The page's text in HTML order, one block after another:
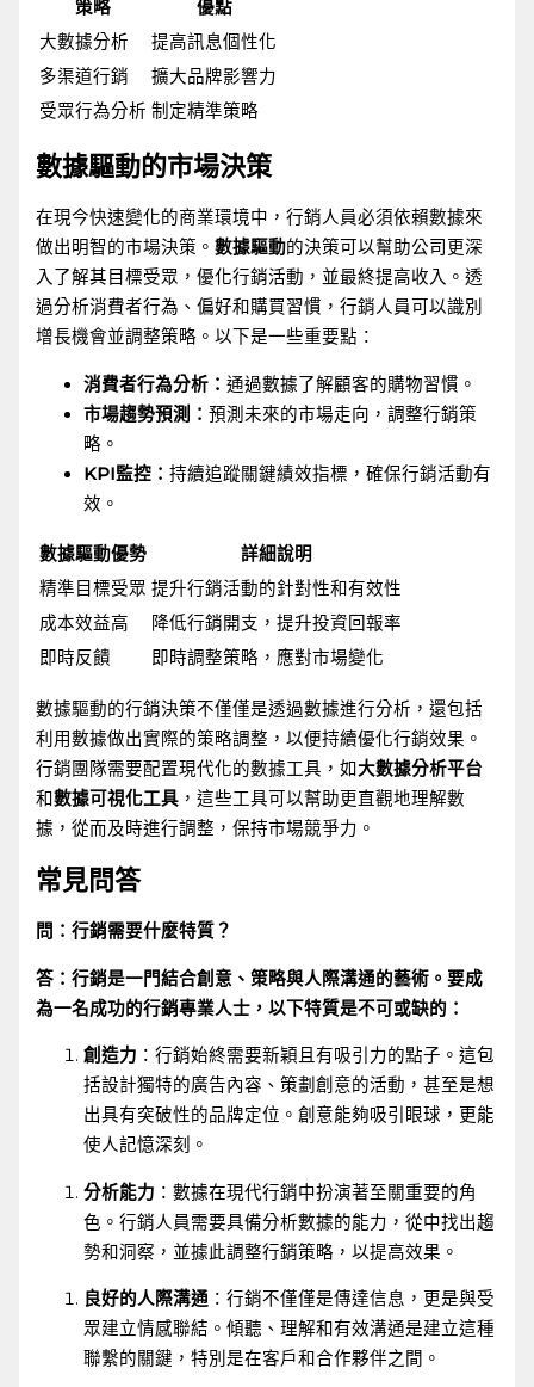
策略
優點
大數據分析
提高訊息個性化
多渠道行銷
擴大品牌影響力
受眾行為分析 制定精準策略
數據驅動的市場決策
在現今快速變化的商業環境中，行銷人員必須依賴數據來
做出明智的市場決策。數據驅動的決策可以幫助公司更深
入了解其目標受眾，優化行銷活動，並最終提高收入。透
過分析消費者行為、偏好和購買習慣，行銷人員可以識別
增長機會並調整策略。以下是一些重要點：
消費者行為分析：通過數據了解顧客的購物習慣。
市場趨勢預測：預測未來的市場走向，調整行銷策
略。
KPI監控：持續追蹤關鍵績效指標，確保行銷活動有
效。
數據驅動優勢
詳細說明
精準目標受眾 提升行銷活動的針對性和有效性
成本效益高
降低行銷開支，提升投資回報率
即時反饋
即時調整策略，應對市場變化
數據驅動的行銷決策不僅僅是透過數據進行分析，還包括
利用數據做出實際的策略調整，以便持續優化行銷效果。
行銷團隊需要配置現代化的數據工具，如大數據分析平台
和數據可視化工具 ，這些工具可以幫助更直觀地理解數
據，從而及時進行調整，保持市場競爭力。
常見問答
問：行銷需要什麼特質？
答：行銷是一門結合創意、策略與人際溝通的藝術。要成
為一名成功的行銷專業人士，以下特質是不可或缺的：
創造力 ：行銷始終需要新穎且有吸引力的點子。這包
括設計獨特的廣告內容、策劃創意的活動，甚至是想
出具有突破性的品牌定位。創意能夠吸引眼球，更能
使人記憶深刻。
分析能力 ：數據在現代行銷中扮演著至關重要的角
色。行銷人員需要具備分析數據的能力，從中找出趨
勢和洞察，並據此調整行銷策略，以提高效果。
良好的人際溝通 ：行銷不僅僅是傳達信息，更是與受
眾建立情感聯結。傾聽、理解和有效溝通是建立這種
聯繫的關鍵，特別是在客戶和合作夥伴之間。